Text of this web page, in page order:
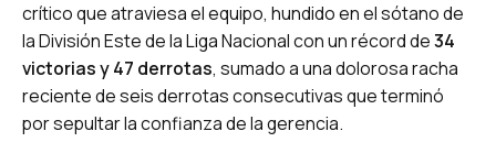
crítico que atraviesa el equipo, hundido en el sótano de
la División Este de la Liga Nacional con un récord de34
victorias y 47 derrotas, sumado a una dolorosa racha
reciente de seis derrotas consecutivas que terminó
por sepultar la confianza de la gerencia.